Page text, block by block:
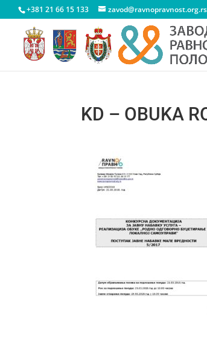
+381 21 66 15 133 zavod@ravnopravnost.org.rs
KD – OBUKA